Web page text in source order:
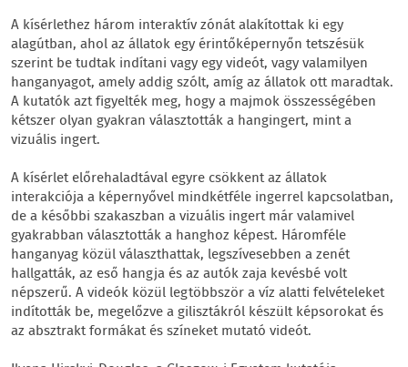
A kísérlethez három interaktív zónát alakítottak ki egy
alagútban, ahol az állatok egy érintőképernyőn tetszésük
szerint be tudtak indítani vagy egy videót, vagy valamilyen
hanganyagot, amely addig szólt, amíg az állatok ott maradtak.
A kutatók azt figyelték meg, hogy a majmok összességében
kétszer olyan gyakran választották a hangingert, mint a
vizuális ingert.
A kísérlet előrehaladtával egyre csökkent az állatok
interakciója a képernyővel mindkétféle ingerrel kapcsolatban,
de a későbbi szakaszban a vizuális ingert már valamivel
gyakrabban választották a hanghoz képest. Háromféle
hanganyag közül választhattak, legszívesebben a zenét
hallgatták, az eső hangja és az autók zaja kevésbé volt
népszerű. A videók közül legtöbbször a víz alatti felvételeket
indították be, megelőzve a gilisztákról készült képsorokat és
az absztrakt formákat és színeket mutató videót.